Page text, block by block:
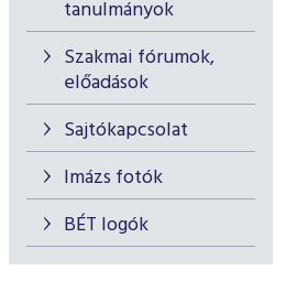
tanulmányok
Szakmai fórumok,
előadások
Sajtókapcsolat
Imázs fotók
BÉT logók